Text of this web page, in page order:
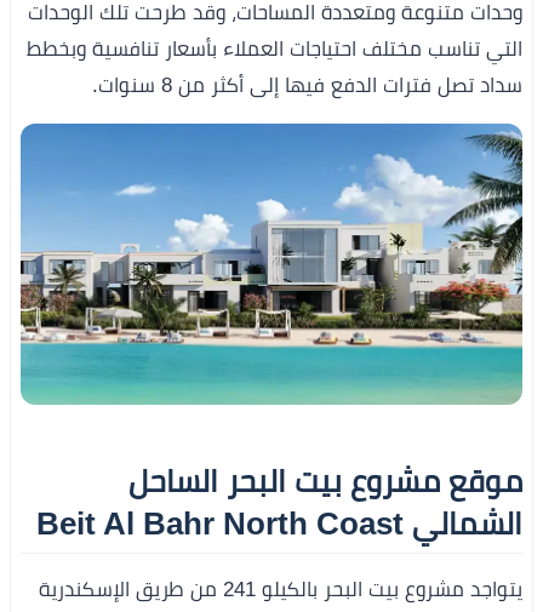
وحدات متنوعة ومتعددة المساحات، وقد طرحت تلك الوحدات
التي تناسب مختلف احتياجات العملاء بأسعار تنافسية وبخطط
سداد تصل فترات الدفع فيها إلى أكثر من 8 سنوات.
موقع مشروع بيت البحر الساحل
الشمالي Beit Al Bahr North Coast
يتواجد مشروع بيت البحر بالكيلو 241 من طريق الإسكندرية